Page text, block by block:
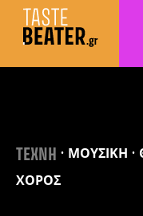
ΤΕΧΝΗ ΜΟΥΣΙΚΗ
ΧΟΡΟΣ